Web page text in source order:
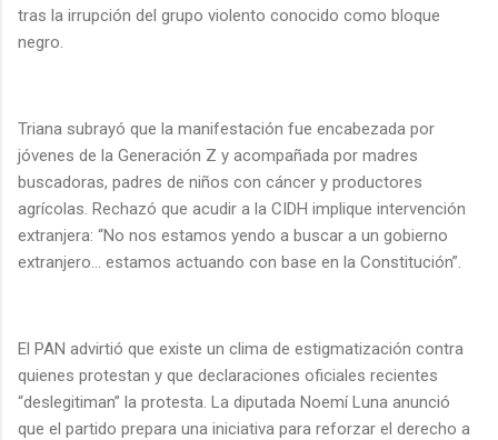
tras la irrupción del grupo violento conocido como bloque
negro.
Triana subrayó que la manifestación fue encabezada por
jóvenes de la Generación Z y acompañada por madres
buscadoras, padres de niños con cáncer y productores
agrícolas. Rechazó que acudir a la CIDH implique intervención
extranjera: “No nos estamos yendo a buscar a un gobierno
extranjero… estamos actuando con base en la Constitución”.
El PAN advirtió que existe un clima de estigmatización contra
quienes protestan y que declaraciones oficiales recientes
“deslegitiman” la protesta. La diputada Noemí Luna anunció
que el partido prepara una iniciativa para reforzar el derecho a